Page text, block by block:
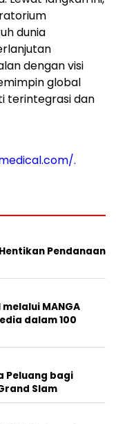
dunia
dengan visi
global
terintegrasi dan
.
Pendanaan
MANGA
dalam 100
Peluang bagi
Slam